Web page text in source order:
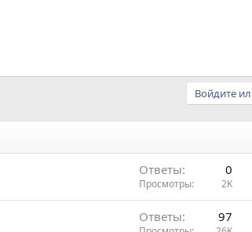
Войдите
Ответы 0
Просмотры 2K
Ответы 97